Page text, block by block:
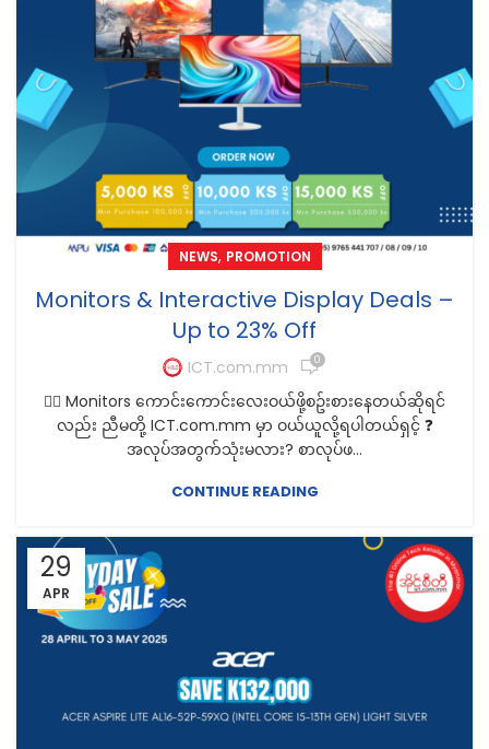
NEWS, PROMOTION
Monitors & Interactive Display Deals –
Up to 23% Off
ICT.com.mm 0
🤷‍♀️ Monitors ကောင်းကောင်းလေးဝယ်ဖို့စဥ်းစားနေတယ်ဆိုရင်
လည်း ညီမတို့ ICT.com.mm မှာ ဝယ်ယူလို့ရပါတယ်ရှင့် ❓
အလုပ်အတွက်သုံးမလား? စာလုပ်ဖ...
CONTINUE READING
29
APR